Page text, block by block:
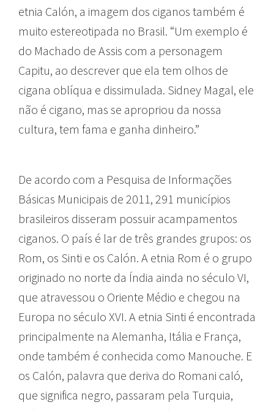
etnia Calón, a imagem dos ciganos também é
muito estereotipada no Brasil. “Um exemplo é
do Machado de Assis com a personagem
Capitu, ao descrever que ela tem olhos de
cigana oblíqua e dissimulada. Sidney Magal, ele
não é cigano, mas se apropriou da nossa
cultura, tem fama e ganha dinheiro.”
De acordo com a Pesquisa de Informações
Básicas Municipais de 2011, 291 municípios
brasileiros disseram possuir acampamentos
ciganos. O país é lar de três grandes grupos: os
Rom, os Sinti e os Calón. A etnia Rom é o grupo
originado no norte da Índia ainda no século VI,
que atravessou o Oriente Médio e chegou na
Europa no século XVI. A etnia Sinti é encontrada
principalmente na Alemanha, Itália e França,
onde também é conhecida como Manouche. E
os Calón, palavra que deriva do Romani caló,
que significa negro, passaram pela Turquia,